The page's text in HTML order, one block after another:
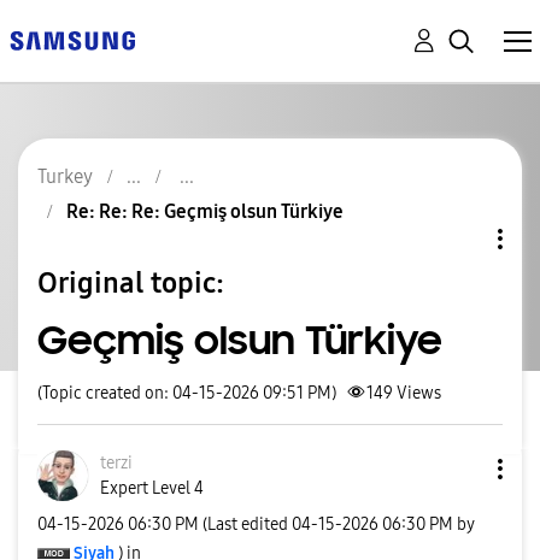
Turkey
Re: Re: Re: Geçmiş olsun Türkiye
Original topic:
Geçmiş olsun Türkiye
(Topic created on: 04-15-2026 09:51 PM) 149 Views
terzi
Expert Level 4
‎04-15-2026 06:30 PM (Last edited ‎04-15-2026 06:30 PM by
Siyah ) in